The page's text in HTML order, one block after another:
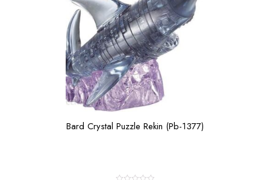
Bard Crystal Puzzle Rekin (Pb-1377)